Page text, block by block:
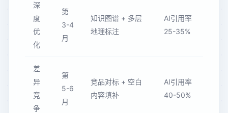
深
度
优
化
第
3-4
月
知识图谱 + 多层
地理标注
AI引用率
25-35%
差
异
竞
争
第
5-6
月
竞品对标 + 空白
内容填补
AI引用率
40-50%